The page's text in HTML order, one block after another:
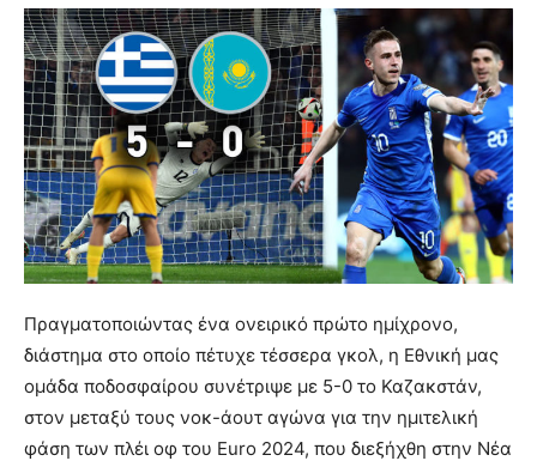
Πραγματοποιώντας ένα ονειρικό πρώτο ημίχρονο,
διάστημα στο οποίο πέτυχε τέσσερα γκολ, η Εθνική μας
ομάδα ποδοσφαίρου συνέτριψε με 5-0 το Καζακστάν,
στον μεταξύ τους νοκ-άουτ αγώνα για την ημιτελική
φάση των πλέι οφ του Euro 2024, που διεξήχθη στην Νέα